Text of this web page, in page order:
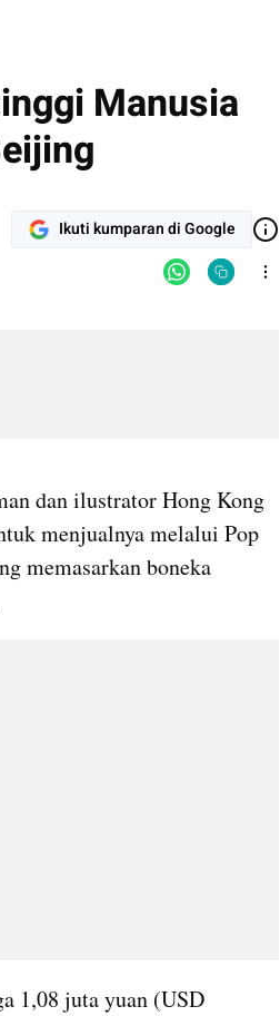
Manusia
Ikuti kumparan di Google
dan ilustrator Hong Kong
menjualnya melalui Pop
memasarkan boneka
1,08 juta yuan (USD